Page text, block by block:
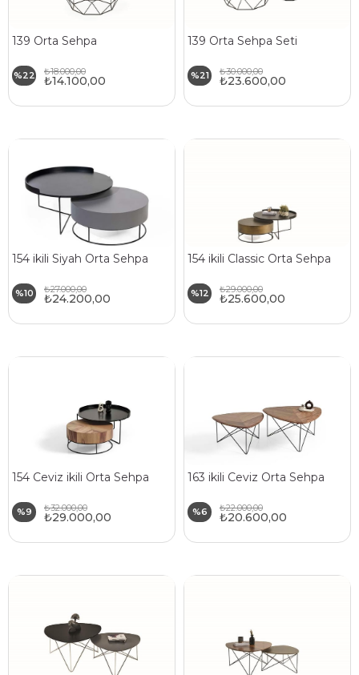
139 Orta Sehpa
%22 ₺14.100,00
₺18.000,00
139 Orta Sehpa Seti
%21 ₺23.600,00
₺30.000,00
154 ikili Siyah Orta Sehpa
%10 ₺24.200,00
₺27.000,00
154 ikili Classic Orta Sehpa
%12 ₺25.600,00
₺29.000,00
154 Ceviz ikili Orta Sehpa
%9 ₺29.000,00
₺32.000,00
163 ikili Ceviz Orta Sehpa
%6 ₺20.600,00
₺22.000,00